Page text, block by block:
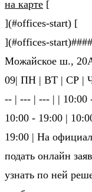
на карте [
](#offices-start) [
](#offices-
Можайское ш.,
09| ПН | ВТ | СР |
-- | --- | --- | | 10:00
10:00 - 19:00 |
19:00 | На
подать онлайн
узнать по ней